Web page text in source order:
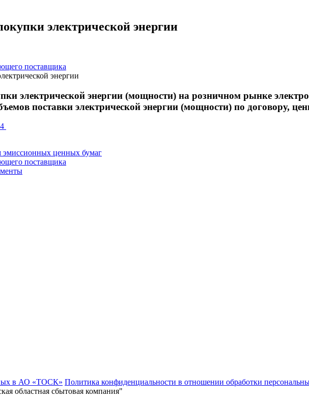
электрической энергии
поставщика
энергии
электрической энергии (мощности) на розничном рынке
поставки электрической энергии (мощности) по договору,
ценных бумаг
поставщика
в АО «ТОСК» Политика конфиденциальности в отношении обработки
областная сбытовая компания"